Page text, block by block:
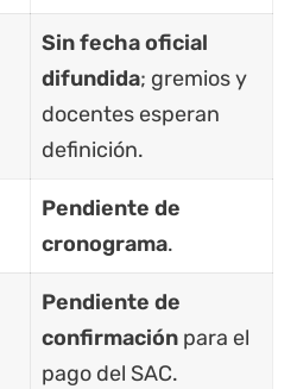
Sin fecha oficial
difundida; gremios y
docentes esperan
definición.
Pendiente de
cronograma.
Pendiente de
confirmación para el
pago del SAC.